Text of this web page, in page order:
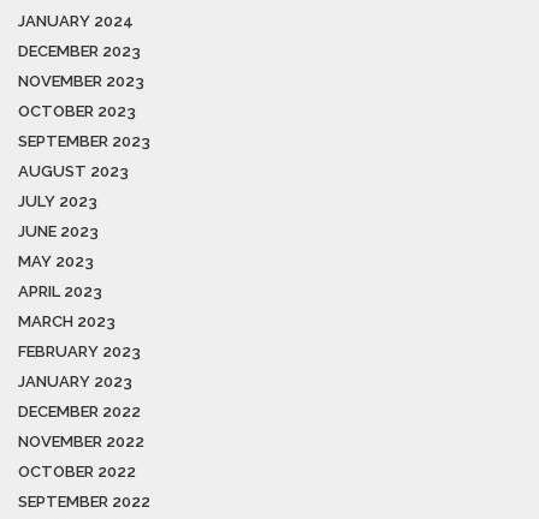
JANUARY 2024
DECEMBER 2023
NOVEMBER 2023
OCTOBER 2023
SEPTEMBER 2023
AUGUST 2023
JULY 2023
JUNE 2023
MAY 2023
APRIL 2023
MARCH 2023
FEBRUARY 2023
JANUARY 2023
DECEMBER 2022
NOVEMBER 2022
OCTOBER 2022
SEPTEMBER 2022